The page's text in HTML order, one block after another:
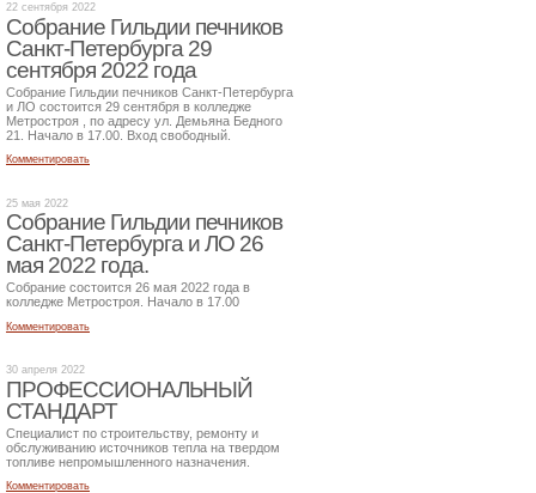
22 сентября 2022
Собрание Гильдии печников
Санкт-Петербурга 29
сентября 2022 года
Собрание Гильдии печников Санкт-Петербурга
и ЛО состоится 29 сентября в колледже
Метростроя , по адресу ул. Демьяна Бедного
21. Начало в 17.00. Вход свободный.
Комментировать
25 мая 2022
Собрание Гильдии печников
Санкт-Петербурга и ЛО 26
мая 2022 года.
Собрание состоится 26 мая 2022 года в
колледже Метростроя. Начало в 17.00
Комментировать
30 апреля 2022
ПРОФЕССИОНАЛЬНЫЙ
СТАНДАРТ
Специалист по строительству, ремонту и
обслуживанию источников тепла на твердом
топливе непромышленного назначения.
Комментировать